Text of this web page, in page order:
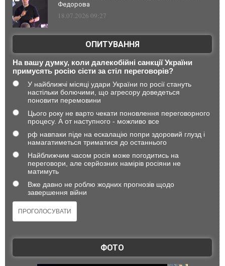
Федорова
18.07.2026 09:27
ОПИТУВАННЯ
На вашу думку, коли далекобійні санкції України
примусять росію сісти за стіл переговорів?
У найближчі місяці удари України по росії стануть
настільки болючими, що агресору доведеться
поновити перемовини
Цього року не варто чекати поновлення переговорного
процесу. А от наступного - можливо все
рф навпаки піде на ескалацію попри здоровий глузд і
намагатиметься триматися до останнього
Найближчим часом росія може погодитись на
переговори, але серйозних намірів росіяни не
матимуть
Вже давно не роблю жодних прогнозів щодо
завершення війни
ФОТО